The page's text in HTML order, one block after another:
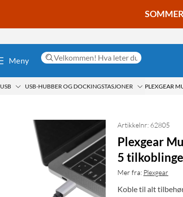
Meny
USB USB-HUBBER OG DOCKINGSTASJONER
Artikkelnr: 62805
Plexgear
5
Mer fra: Plexgear
Koble til alt